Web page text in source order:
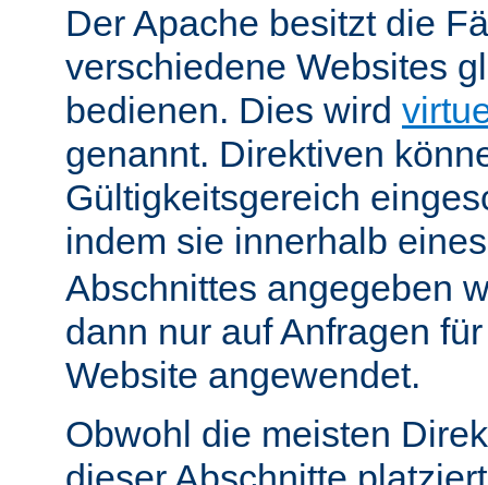
Der Apache besitzt die
verschiedene Websites
bedienen. Dies wird
genannt. Direktiven
Gültigkeitsgereich
indem sie innerhalb
Abschnittes angegeben
dann nur auf Anfragen
Website angewendet.
Obwohl die meisten